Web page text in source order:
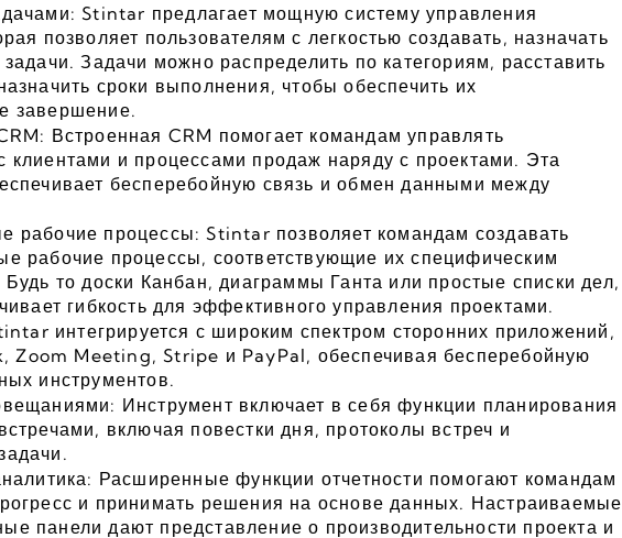
Stintar предлагает мощную систему управления
позволяет пользователям с легкостью создавать, назначать
Задачи можно распределить по категориям, расставить
сроки выполнения, чтобы обеспечить их
завершение.
Встроенная CRM помогает командам управлять
клиентами и процессами продаж наряду с проектами. Эта
бесперебойную связь и обмен данными между
рабочие процессы: Stintar позволяет командам создавать
рабочие процессы, соответствующие их специфическим
Будь то доски Канбан, диаграммы Ганта или простые списки дел,
гибкость для эффективного управления проектами.
интегрируется с широким спектром сторонних приложений,
Zoom Meeting, Stripe и PayPal, обеспечивая бесперебойную
инструментов.
Инструмент включает в себя функции планирования
включая повестки дня, протоколы встреч и
Расширенные функции отчетности помогают командам
и принимать решения на основе данных. Настраиваемые
панели дают представление о производительности проекта и